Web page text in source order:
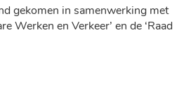
gekomen in samenwerking met
Werken en Verkeer’ en de ‘Raad